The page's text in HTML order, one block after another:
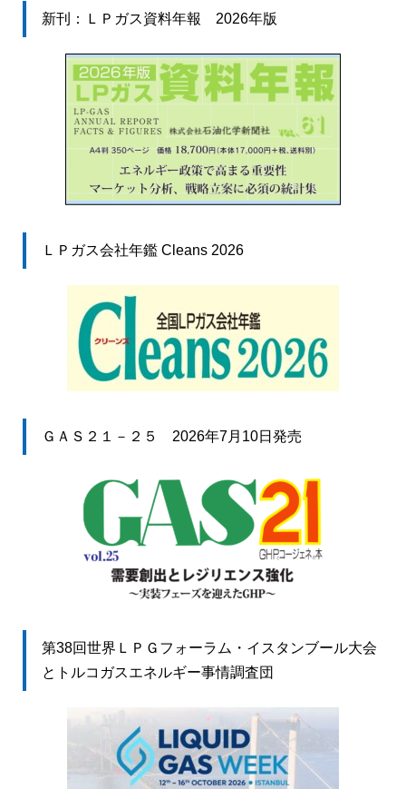
新刊：ＬＰガス資料年報 2026年版
ＬＰガス会社年鑑 Cleans 2026
ＧＡＳ２１－２５ 2026年7月10日発売
第38回世界ＬＰＧフォーラム・イスタンブール大会
とトルコガスエネルギー事情調査団